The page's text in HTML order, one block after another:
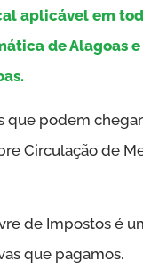
aplicável em
de Alagoas
que podem
Circulação de
de Impostos é
que pagamos.